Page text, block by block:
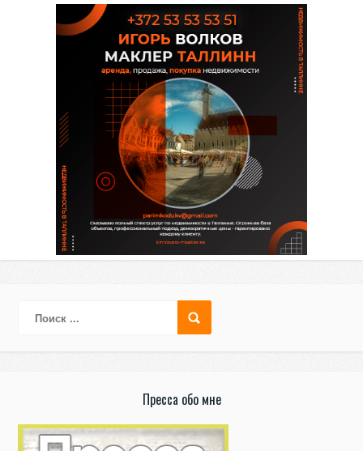
Пресса обо мне